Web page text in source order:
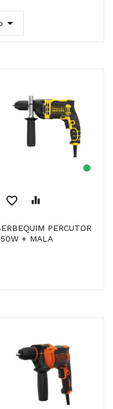

favorite_border equalizer
+ MALA